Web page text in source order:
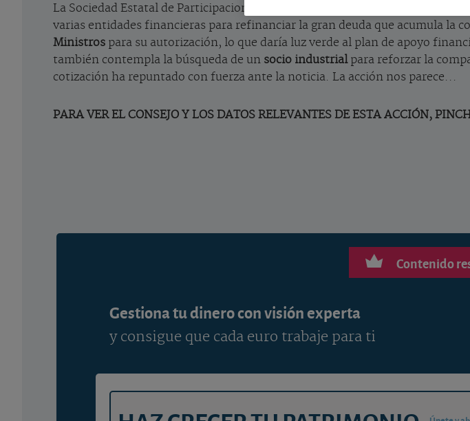
La Sociedad Estatal de Participaciones Industriales (SEPI) ha aprobado el
varias entidades financieras para refinanciar la gran deuda que acumula la
Ministros para su autorización, lo que daría luz verde al plan de apoyo
también contempla la búsqueda de un socio industrial para reforzar la
cotización ha repuntado con fuerza ante la noticia. La acción nos parece...
PARA VER EL CONSEJO Y LOS DATOS RELEVANTES DE ESTA ACCIÓN,
Contenido
Gestiona tu dinero con visión experta
y consigue que cada euro trabaje para ti